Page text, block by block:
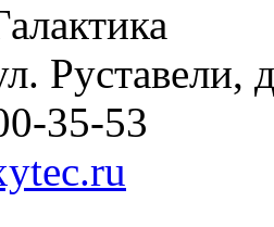
Руставели,
35-53